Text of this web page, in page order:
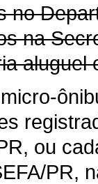
no
na
aluguel
ou
PR,